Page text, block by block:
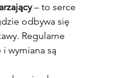
– to serce
odbywa się
Regularne
i wymiana są